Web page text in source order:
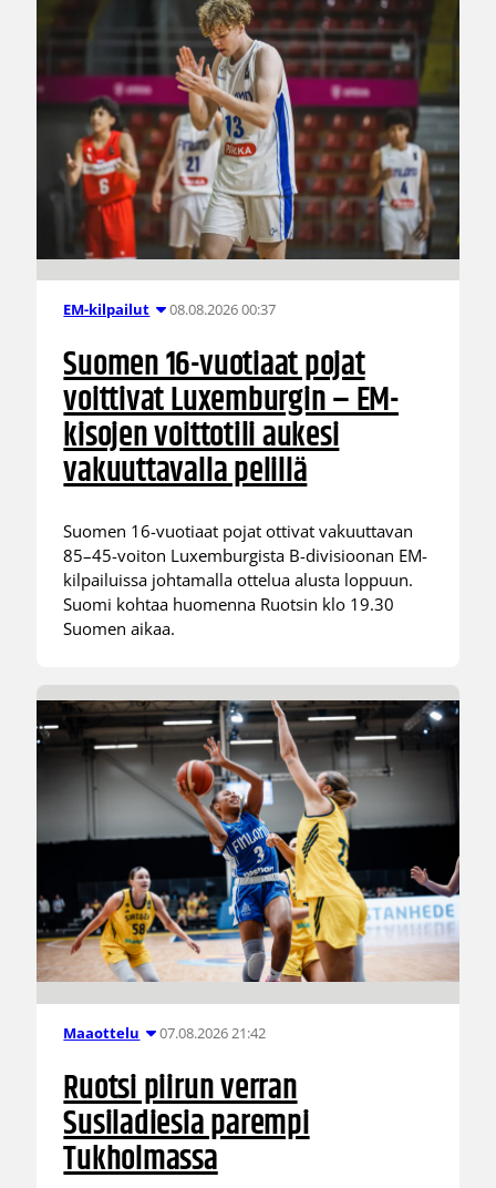
EM-kilpailut 08.08.2026 00:37
Suomen 16-vuotiaat pojat
voittivat Luxemburgin – EM-
kisojen voittotili aukesi
vakuuttavalla pelillä
Suomen 16-vuotiaat pojat ottivat vakuuttavan
85–45-voiton Luxemburgista B-divisioonan EM-
kilpailuissa johtamalla ottelua alusta loppuun.
Suomi kohtaa huomenna Ruotsin klo 19.30
Suomen aikaa.
Maaottelu 07.08.2026 21:42
Ruotsi piirun verran
Susiladiesia parempi
Tukholmassa